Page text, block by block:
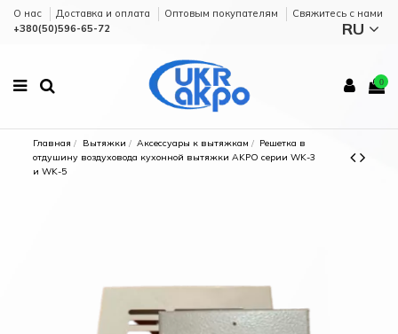
О нас Доставка и оплата Оптовым покупателям
Cвяжитесь с нами
+380(50)596-65-72
RU
0
Главная Вытяжки Аксессуары к вытяжкам
Решетка в
отдушину воздуховода кухонной вытяжки AKPO серии WK-3
и WK-5